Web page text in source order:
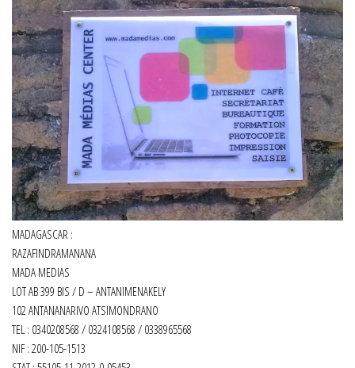
MADAGASCAR :
RAZAFINDRAMANANA
MADA MEDIAS
LOT AB 399 BIS / D – ANTANIMENAKELY
102 ANTANANARIVO ATSIMONDRANO
TEL : 0340208568 / 0324108568 / 0338965568
NIF : 200-105-1513